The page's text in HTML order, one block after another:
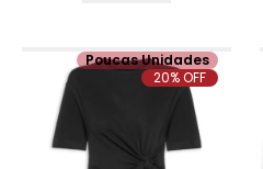
Poucas Unidades
20% OFF